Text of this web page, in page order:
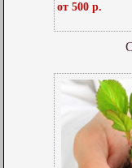
от 500 р.